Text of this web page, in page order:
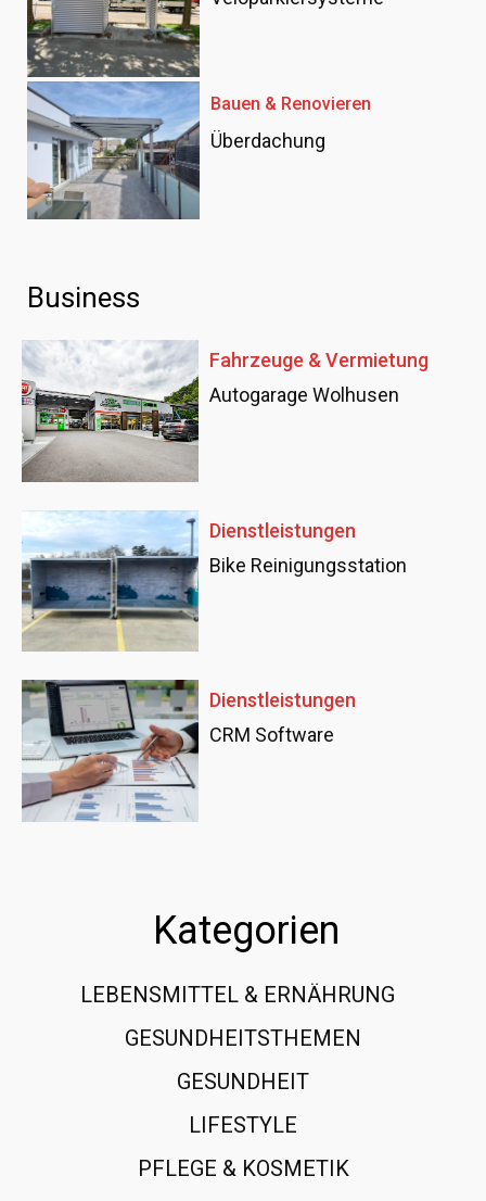
Bauen & Renovieren
Überdachung
Business
Fahrzeuge & Vermietung
Autogarage Wolhusen
Dienstleistungen
Bike Reinigungsstation
Dienstleistungen
CRM Software
Kategorien
LEBENSMITTEL & ERNÄHRUNG
GESUNDHEITSTHEMEN
GESUNDHEIT
LIFESTYLE
PFLEGE & KOSMETIK